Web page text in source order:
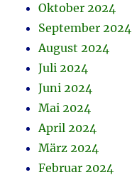
Oktober 2024
September 2024
August 2024
Juli 2024
Juni 2024
Mai 2024
April 2024
März 2024
Februar 2024